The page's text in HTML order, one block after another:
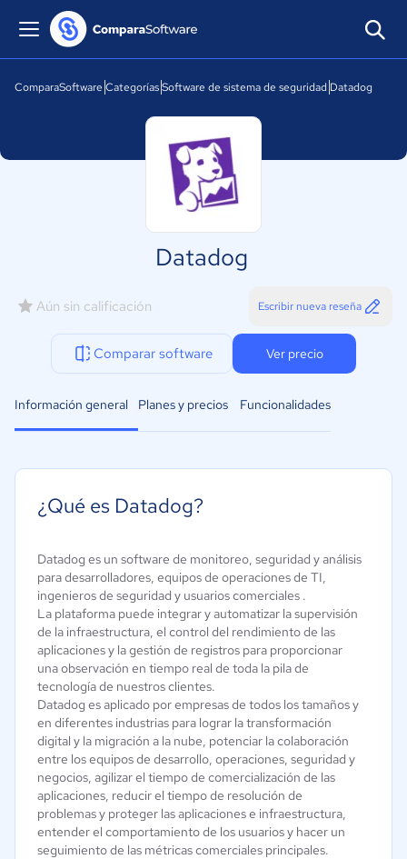
ComparaSoftware CategoríasSoftware de sistema de seguridad Datadog
Datadog
Aún sin calificación Escribir nueva reseña
Comparar software Ver precio
Información general Planes y precios Funcionalidades
¿Qué es Datadog?
Datadog es un software de monitoreo, seguridad y análisis
para desarrolladores, equipos de operaciones de TI,
ingenieros de seguridad y usuarios comerciales .
La plataforma puede integrar y automatizar la supervisión
de la infraestructura, el control del rendimiento de las
aplicaciones y la gestión de registros para proporcionar
una observación en tiempo real de toda la pila de
tecnología de nuestros clientes.
Datadog es aplicado por empresas de todos los tamaños y
en diferentes industrias para lograr la transformación
digital y la migración a la nube, potenciar la colaboración
entre los equipos de desarrollo, operaciones, seguridad y
negocios, agilizar el tiempo de comercialización de las
aplicaciones, reducir el tiempo de resolución de
problemas y proteger las aplicaciones e infraestructura,
entender el comportamiento de los usuarios y hacer un
seguimiento de las métricas comerciales principales.